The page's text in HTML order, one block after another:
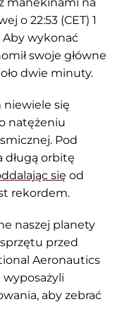
manekinami na
o 22:53 (CET) 1
Aby wykonać
swoje główne
dwie minuty.
niewiele się
natężeniu
Pod
długą orbitę
się od
rekordem.
naszej planety
przed
Aeronautics
wyposażyli
aby zebrać